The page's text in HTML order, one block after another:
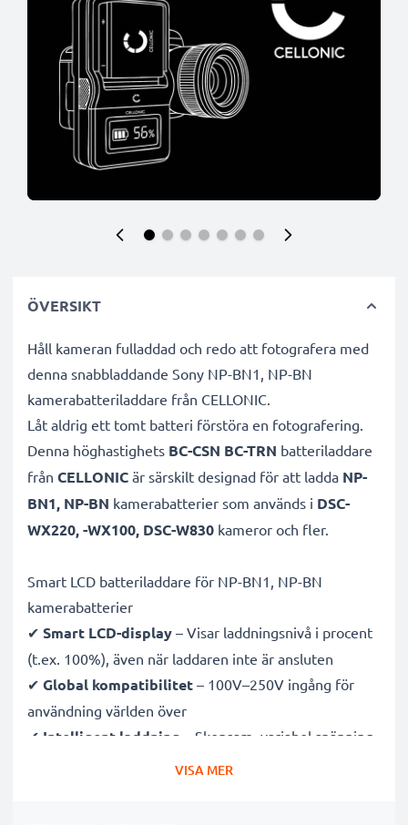
ÖVERSIKT
Håll kameran fulladdad och redo att fotografera med
denna snabbladdande Sony NP-BN1, NP-BN
kamerabatteriladdare från CELLONIC.
Låt aldrig ett tomt batteri förstöra en fotografering.
Denna höghastighets BC-CSN BC-TRN batteriladdare
från CELLONIC är särskilt designad för att ladda NP-
BN1, NP-BN kamerabatterier som används i DSC-
WX220, -WX100, DSC-W830 kameror och fler.
Smart LCD batteriladdare för NP-BN1, NP-BN
kamerabatterier
✔ Smart LCD-display – Visar laddningsnivå i procent
(t.ex. 100%), även när laddaren inte är ansluten
✔ Global kompatibilitet – 100V–250V ingång för
användning världen över
✔ Intelligent laddning – Skonsam, variabel spänning
förlänger batteriets livslängd
VISA MER